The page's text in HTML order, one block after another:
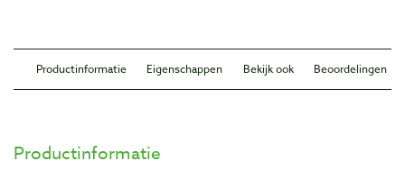
Productinformatie Eigenschappen Bekijk ook Beoordelingen
Productinformatie